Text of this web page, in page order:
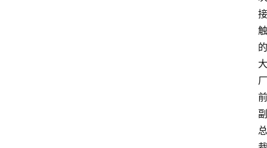
接
触
的
大
厂
前
副
总